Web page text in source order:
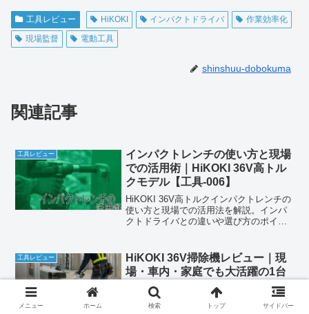
工具レビュー HiKOKI インパクトドライバ
作業効率化
現場監督
電動工具
shinshuu-dobokuma
関連記事
工具レビュー
インパクトレンチの使い方と現場
での活用術｜HiKOKI 36V高トル
クモデル【工具-006】
HiKOKI 36V高トルクインパクトレンチの
使い方と現場での活用法を解説。インパ
クトドライバとの違いや選び方のポイン
工具レビュー
HiKOKI 36V掃除機レビュー｜現
場・車内・家庭でも大活躍の1台
【工具-017】
HiKOKI 36Vバッテリー式掃除機の実使用
メニュー ホーム 検索 トップ サイドバー